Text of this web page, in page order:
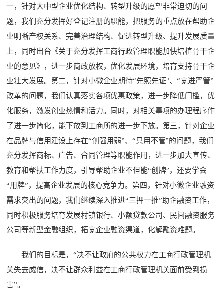
一，针对大中型企业优化结构、转型升级的愿望非常迫切的问
题，我们充分发挥好登记注册的职能，把服务的重点放在帮助企
业明晰产权关系、完善治理结构、促进转型升级、提升发展质量
上，同时出台《关于充分发挥工商行政管理职能加快培植骨干企
业的意见》，进一步简政放权，优化发展环境，培育支持骨干企
业壮大发展。第二，针对小微企业期待“先照先证”、“宽进严管”
改革的问题，我们认真落实各项优惠政策，进一步降低门槛，优
化服务，激发创业热情和活力。同时，对相关事项的办理程序作
了进一步简化，能下放到工商所的进一步下放。第三，针对企业
在品牌与信用建设上存在“创强用弱”、“只用不管”的问题，我们
充分发挥商标、广告、合同管理等职能作用，进一步加大宣传、
教育和帮扶工作力度，引导帮助企业不但能“创牌”，还要学会
“用牌”，提高企业发展的核心竞争力。第四，针对小微企业融资
需求突出的问题，我们继续深入推进“三押一推”助企融资工作，
同时积极服务培育发展村镇银行、小额贷款公司、民间融资服务
公司等新型金融组织，拓宽企业融资渠道，化解融资难题。
我们的目标是，“决不让政府的公共权力在工商行政管理机
关失去威信，决不让群众利益在工商行政管理机关面前受到损
害”。